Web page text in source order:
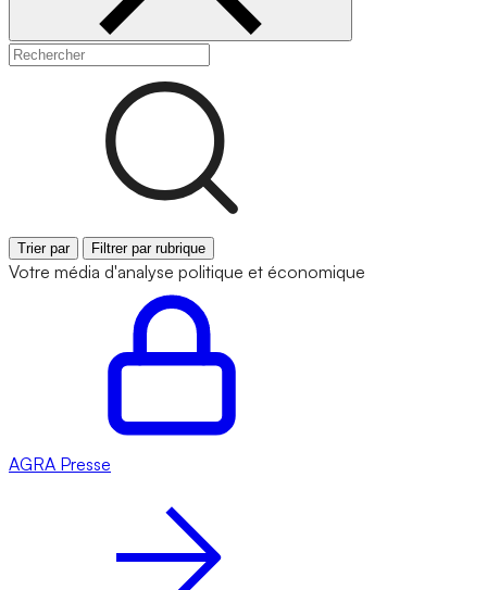
Trier par Filtrer par rubrique
Votre média d'analyse politique et économique
AGRA Presse